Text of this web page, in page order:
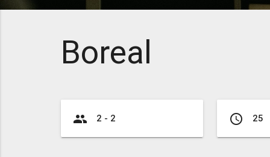
Boreal
group 2 - 2 access_time 25